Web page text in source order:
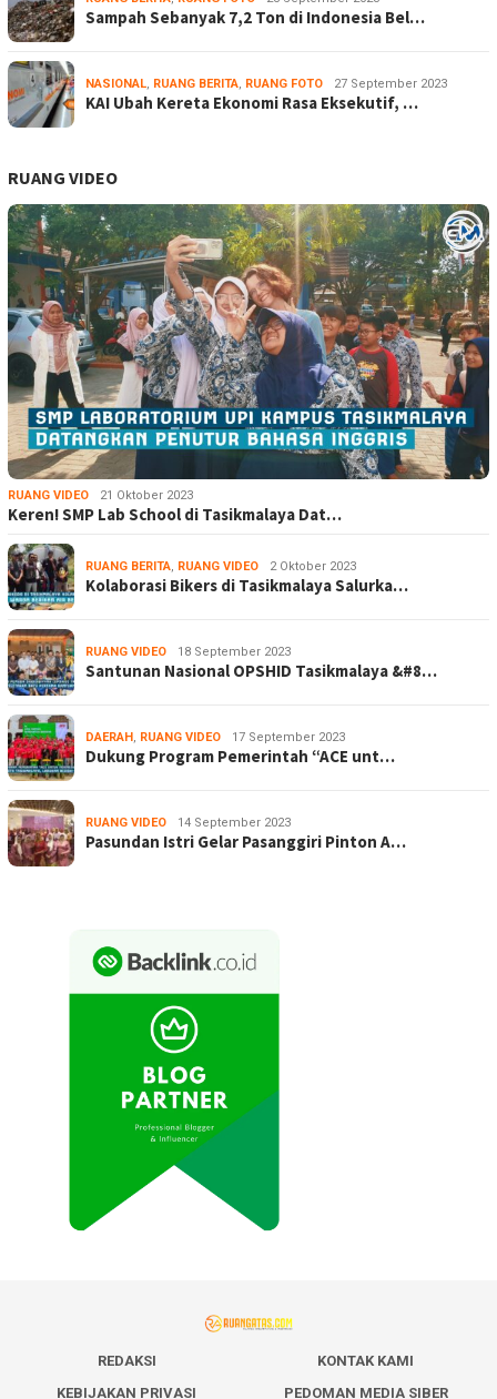
Sampah Sebanyak 7,2 Ton di Indonesia Bel…
NASIONAL, RUANG BERITA, RUANG FOTO 27 September 2023
KAI Ubah Kereta Ekonomi Rasa Eksekutif, …
RUANG VIDEO
RUANG VIDEO 21 Oktober 2023
Keren! SMP Lab School di Tasikmalaya Dat…
RUANG BERITA, RUANG VIDEO 2 Oktober 2023
Kolaborasi Bikers di Tasikmalaya Salurka…
RUANG VIDEO 18 September 2023
Santunan Nasional OPSHID Tasikmalaya &#8…
DAERAH , RUANG VIDEO 17 September 2023
Dukung Program Pemerintah “ACE unt…
RUANG VIDEO 14 September 2023
Pasundan Istri Gelar Pasanggiri Pinton A…
REDAKSI
KONTAK KAMI
KEBIJAKAN PRIVASI
PEDOMAN MEDIA SIBER